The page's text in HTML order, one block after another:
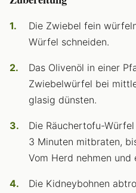
Die Zwiebel fein
Würfel schneiden.
Das Olivenöl in einer
Zwiebelwürfel bei
glasig dünsten.
Die Räuchertofu-
3 Minuten mitbraten,
Vom Herd nehmen und
Die Kidneybohnen